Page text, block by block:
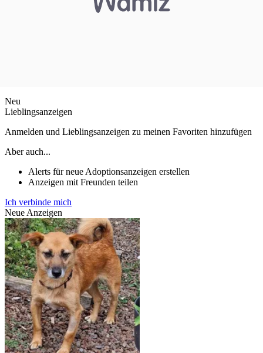
Neu
Lieblingsanzeigen
Anmelden und Lieblingsanzeigen zu meinen Favoriten hinzufügen
Aber auch...
Alerts für neue Adoptionsanzeigen erstellen
Anzeigen mit Freunden teilen
Ich verbinde mich
Neue Anzeigen